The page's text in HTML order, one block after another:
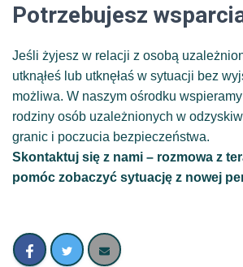
Potrzebujesz
Jeśli żyjesz w relacji z osobą
utknąłeś lub utknęłaś w sytuacji bez
możliwa. W naszym ośrodku
rodziny osób uzależnionych w
granic i poczucia bezpieczeństwa.
Skontaktuj się z nami – rozmowa z
pomóc zobaczyć sytuację z nowej